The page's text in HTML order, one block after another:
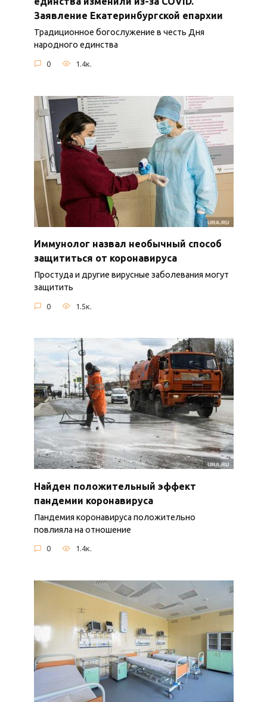
Заявление Екатеринбургской епархии
Традиционное богослужение в честь Дня
народного единства
0 1.4к.
Иммунолог назвал необычный способ
защититься от коронавируса
Простуда и другие вирусные заболевания могут
защитить
0 1.5к.
Найден положительный эффект
пандемии коронавируса
Пандемия коронавируса положительно
повлияла на отношение
0 1.4к.